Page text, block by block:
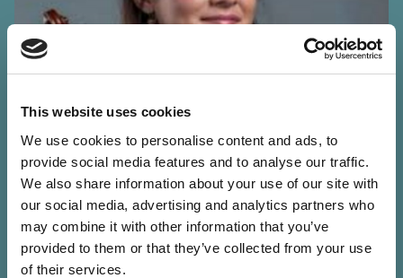
This website uses cookies
We use cookies to personalise content and ads, to
provide social media features and to analyse our traffic.
We also share information about your use of our site with
our social media, advertising and analytics partners who
may combine it with other information that you’ve
provided to them or that they’ve collected from your use
of their services.
Czeilinger Izabella
Előadó mentése